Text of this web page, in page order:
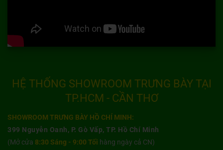
HỆ THỐNG SHOWROOM TRƯNG BÀY TẠI
TP.HCM - CẦN THƠ
SHOWROOM TRƯNG BÀY HỒ CHÍ MINH:
399 Nguyễn Oanh, P. Gò Vấp, TP. Hồ Chí Minh
(Mở cửa 8:30 Sáng - 9:00 Tối hàng ngày cả CN)